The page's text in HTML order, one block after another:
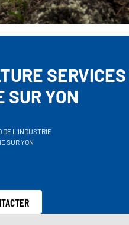
SERVICES
SUR YON
DE L'INDUSTRIE
SUR YON